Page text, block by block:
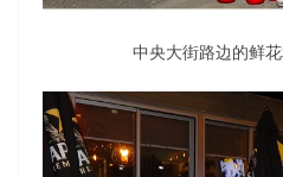
中央大街路边的鲜